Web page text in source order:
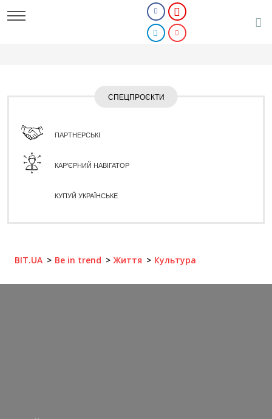
СПЕЦПРОЄКТИ
ПАРТНЕРСЬКІ
КАР'ЄРНИЙ НАВІГАТОР
КУПУЙ УКРАЇНСЬКЕ
BIT.UA Be in trend Життя Культура